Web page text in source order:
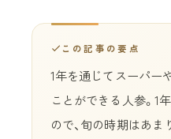
この記事の要点
1年を通じてスーパー
ことができる人参。1
ので、旬の時期はあ